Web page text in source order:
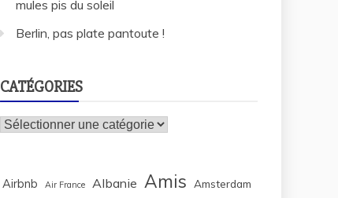
mules pis du soleil
Berlin, pas plate pantoute !
CATÉGORIES
Catégories
Airbnb Air France Albanie Amis Amsterdam